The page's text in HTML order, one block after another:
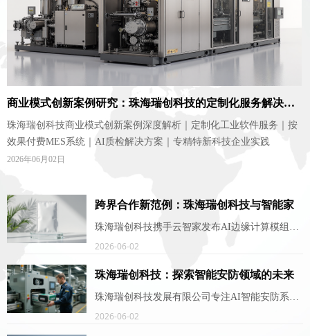
商业模式创新案例研究：珠海瑞创科技的定制化服务解决方
案
珠海瑞创科技商业模式创新案例深度解析｜定制化工业软件服务｜按
效果付费MES系统｜AI质检解决方案｜专精特新科技企业实践
2026年06月02日
跨界合作新范例：珠海瑞创科技与智能家
居品牌联手打造智慧生活
珠海瑞创科技携手云智家发布AI边缘计算模组，
打造国产化全屋智能解决方案，引领智慧家居新
2026-06-02
珠海瑞创科技：探索智能安防领域的未来
趋势
珠海瑞创科技发展有限公司专注AI智能安防系统
研发，提供高精度视频分析、边缘计算终端与智
2026-06-02